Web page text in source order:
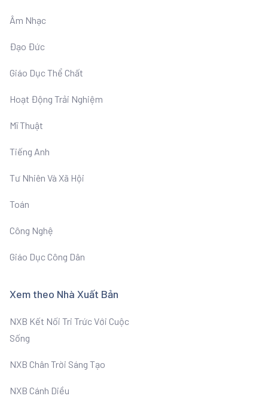
Âm Nhạc
Đạo Đức
Giáo Dục Thể Chất
Hoạt Động Trải Nghiệm
Mĩ Thuật
Tiếng Anh
Tư Nhiên Và Xã Hội
Toán
Công Nghệ
Giáo Dục Công Dân
Xem theo Nhà Xuất Bản
NXB Kết Nối Tri Trức Với Cuộc
Sống
NXB Chân Trời Sáng Tạo
NXB Cánh Diều